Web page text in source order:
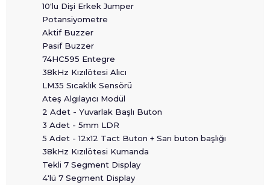
10'lu Dişi Erkek Jumper
Potansiyometre
Aktif Buzzer
Pasif Buzzer
74HC595 Entegre
38kHz Kızılötesi Alıcı
LM35 Sıcaklık Sensörü
Ateş Algılayıcı Modül
2 Adet - Yuvarlak Başlı Buton
3 Adet - 5mm LDR
5 Adet - 12x12 Tact Buton + Sarı buton başlığı
38kHz Kızılötesi Kumanda
Tekli 7 Segment Display
4'lü 7 Segment Display